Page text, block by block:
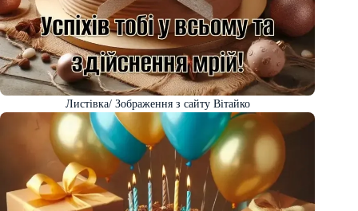
Листівка/ Зображення з сайту Вітайко